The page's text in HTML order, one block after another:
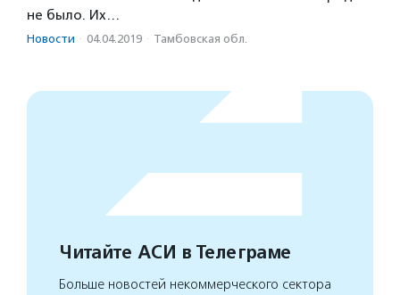
не было. Их…
Новости · 04.04.2019 · Тамбовская обл.
Читайте АСИ в Телеграме
Больше новостей некоммерческого сектора